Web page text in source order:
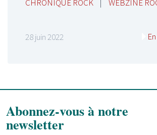
CHRONIQUE ROCK | WEBZINE
28 juin 2022
Abonnez-vous à notre
newsletter